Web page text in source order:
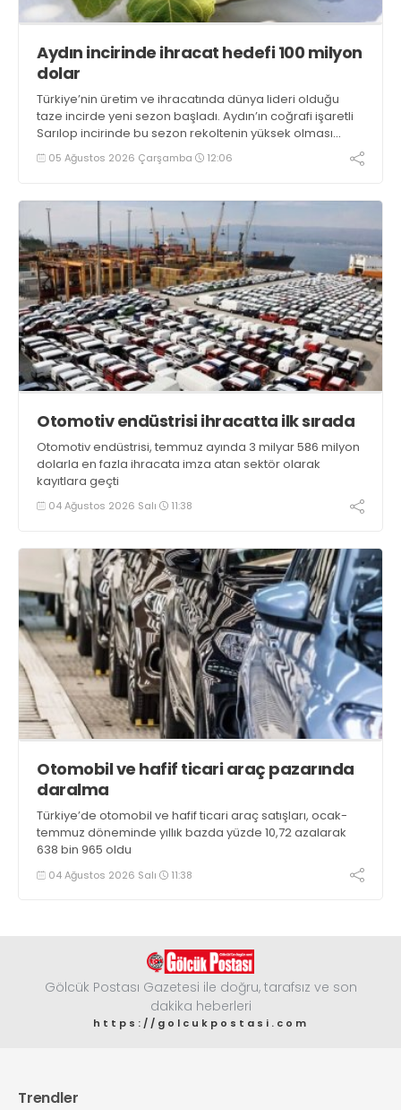
Aydın incirinde ihracat hedefi 100 milyon
dolar
Türkiye’nin üretim ve ihracatında dünya lideri olduğu
taze incirde yeni sezon başladı. Aydın’ın coğrafi işaretli
Sarılop incirinde bu sezon rekoltenin yüksek olması
beklenirken, ihracatta ise 100 milyon dolar hedefleniyor
05 Ağustos 2026 Çarşamba 12:06
Otomotiv endüstrisi ihracatta ilk sırada
Otomotiv endüstrisi, temmuz ayında 3 milyar 586 milyon
dolarla en fazla ihracata imza atan sektör olarak
kayıtlara geçti
04 Ağustos 2026 Salı 11:38
Otomobil ve hafif ticari araç pazarında
daralma
Türkiye’de otomobil ve hafif ticari araç satışları, ocak-
temmuz döneminde yıllık bazda yüzde 10,72 azalarak
638 bin 965 oldu
04 Ağustos 2026 Salı 11:38
Gölcük Postası Gazetesi ile doğru, tarafsız ve son
dakika heberleri
https://golcukpostasi.com
Trendler